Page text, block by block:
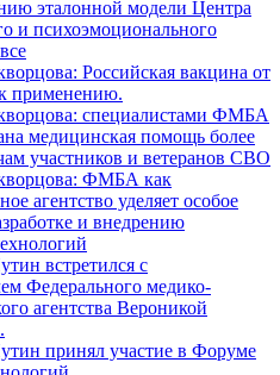
эталонной модели Центра
и психоэмоционального
Российская вакцина от
применению.
специалистами ФМБА
медицинская помощь более
участников и ветеранов СВО
ФМБА как
агентство уделяет особое
и внедрению
встретился с
Федерального медико-
агентства Вероникой
принял участие в Форуме